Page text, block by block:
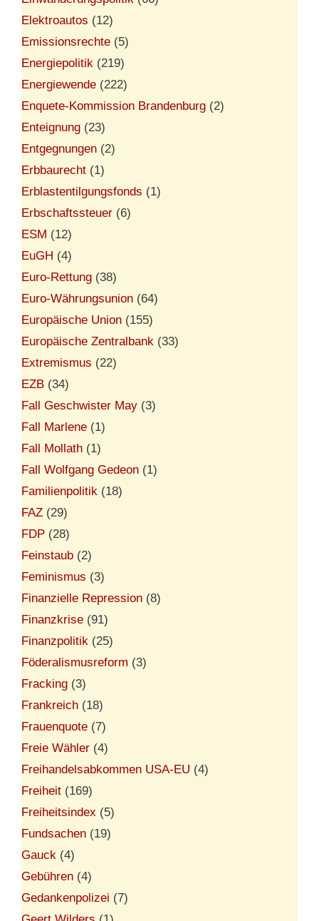
Elektroautos (12)
Emissionsrechte (5)
Energiepolitik (219)
Energiewende (222)
Enquete-Kommission Brandenburg (2)
Enteignung (23)
Entgegnungen (2)
Erbbaurecht (1)
Erblastentilgungsfonds (1)
Erbschaftssteuer (6)
ESM (12)
EuGH (4)
Euro-Rettung (38)
Euro-Währungsunion (64)
Europäische Union (155)
Europäische Zentralbank (33)
Extremismus (22)
EZB (34)
Fall Geschwister May (3)
Fall Marlene (1)
Fall Mollath (1)
Fall Wolfgang Gedeon (1)
Familienpolitik (18)
FAZ (29)
FDP (28)
Feinstaub (2)
Feminismus (3)
Finanzielle Repression (8)
Finanzkrise (91)
Finanzpolitik (25)
Föderalismusreform (3)
Fracking (3)
Frankreich (18)
Frauenquote (7)
Freie Wähler (4)
Freihandelsabkommen USA-EU (4)
Freiheit (169)
Freiheitsindex (5)
Fundsachen (19)
Gauck (4)
Gebühren (4)
Gedankenpolizei (7)